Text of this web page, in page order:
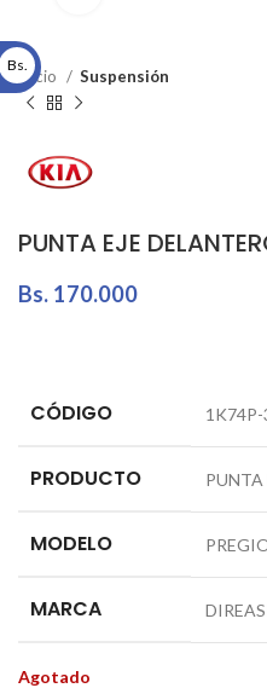
Inicio Suspensión
PUNTA EJE
Bs. 170.000
CÓDIGO
PRODUCTO PUNTA
MODELO
MARCA
Agotado
Bs.